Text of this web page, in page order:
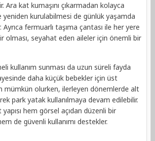
Ara kat kumaşını çıkarmadan kolayca
yeniden kurulabilmesi de günlük yaşamda
Ayrıca fermuarlı taşıma çantası ile her yere
olması, seyahat eden aileler için önemli bir
kullanım sunması da uzun süreli fayda
daha küçük bebekler için üst
mümkün olurken, ilerleyen dönemlerde alt
park yatak kullanılmaya devam edilebilir.
hem görsel açıdan düzenli bir
de güvenli kullanımı destekler.